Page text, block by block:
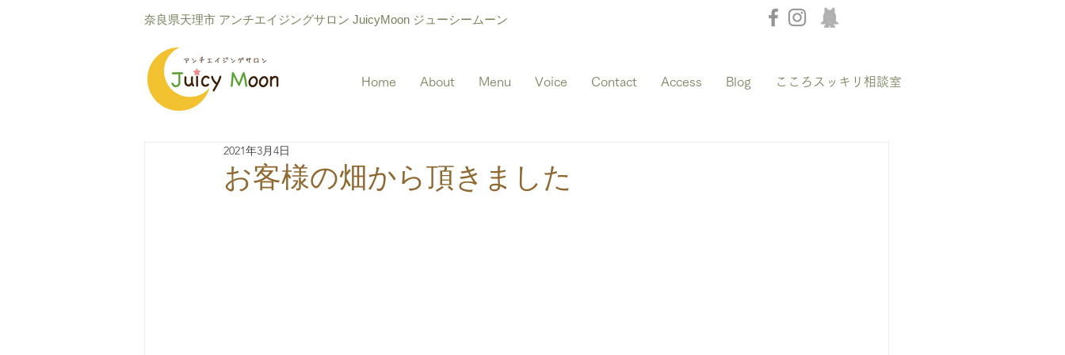
​奈良県天理市 アンチエイジングサロン JuicyMoon ジューシームーン
Home About Menu Voice Contact Access Blog こころスッキリ相談室
お客様の畑から頂きました
2021年3月4日